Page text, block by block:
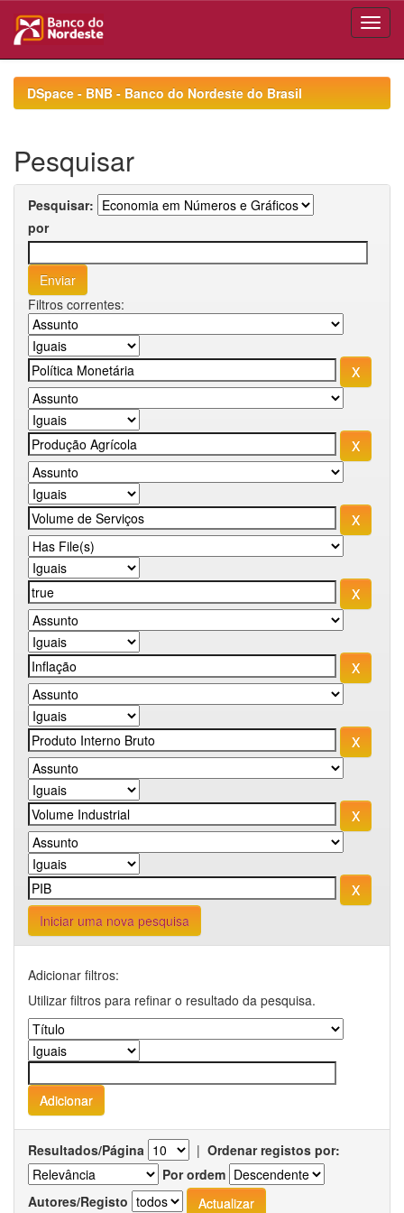
navigationDSpace - BNB - Banco do Nordeste do Brasil
Pesquisar
Pesquisar:
por
Filtros correntes:
Iniciar uma nova pesquisa
Adicionar filtros:
Utilizar filtros para refinar o resultado da pesquisa.
Resultados/Página | Ordenar registos por:
Por ordem
Autores/Registo